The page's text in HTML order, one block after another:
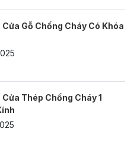
Gỗ Chống Cháy Có Khóa
Thép Chống Cháy 1